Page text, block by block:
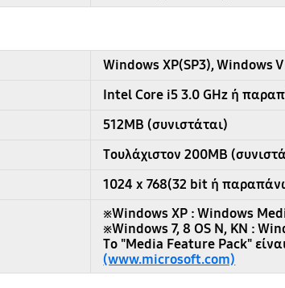
Windows XP(SP3), Windows
Intel Core i5 3.0 GHz ή
512MB (συνιστάται)
Τουλάχιστον 200MB
1024 x 768(32 bit ή
※Windows XP : Windows
※Windows 7, 8 OS N, KN :
Το "Media Feature Pack"
(www.microsoft.com)